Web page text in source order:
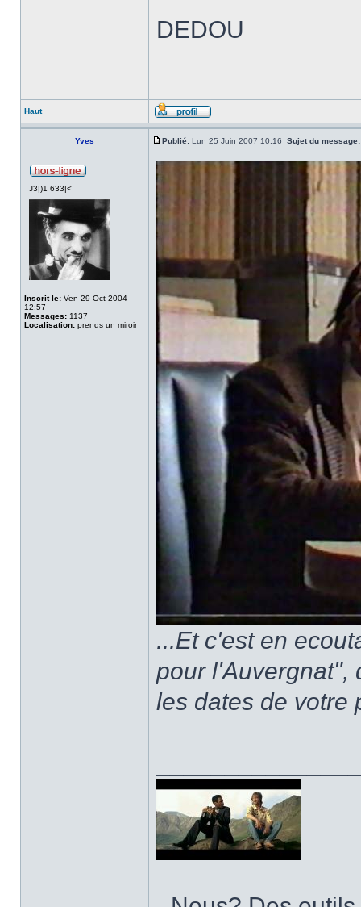
DEDOU
Haut
Yves Publié: Lun 25 Juin 2007 10:16 Sujet du message:
J3|)1 633|<
Inscrit le: Ven 29 Oct 2004
12:57
Messages: 1137
Localisation: prends un miroir
...Et c'est en
pour l'Auvergnat",
les dates de votre